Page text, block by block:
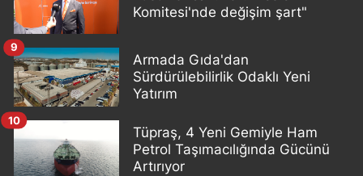
Komitesi'nde değişim şart"
Armada Gıda'dan
Sürdürülebilirlik Odaklı Yeni
Yatırım
9
Tüpraş, 4 Yeni Gemiyle Ham
Petrol Taşımacılığında Gücünü
Artırıyor
10